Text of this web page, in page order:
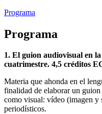
Programa
Programa
1. El guion audiovisual en
cuatrimestre. 4,5 créditos
Materia que ahonda en el
finalidad de elaborar un
como visual: vídeo (imagen y
periodísticos.